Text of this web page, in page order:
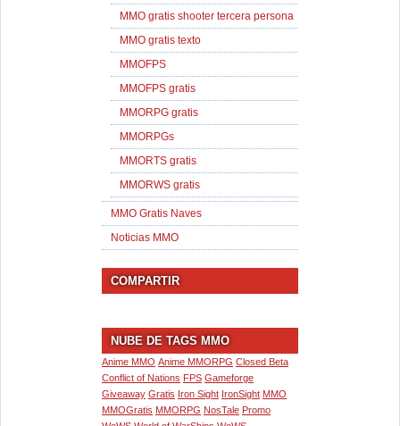
MMO gratis shooter tercera persona
MMO gratis texto
MMOFPS
MMOFPS gratis
MMORPG gratis
MMORPGs
MMORTS gratis
MMORWS gratis
MMO Gratis Naves
Noticias MMO
COMPARTIR
NUBE DE TAGS MMO
Anime MMO Anime MMORPG Closed Beta
Conflict of Nations FPS Gameforge
Giveaway Gratis Iron Sight IronSight MMO
MMOGratis MMORPG NosTale Promo